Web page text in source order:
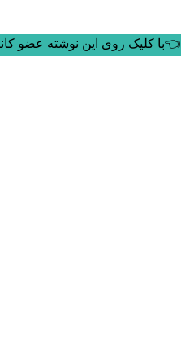
👈با کلیک روی این نوشته عضو